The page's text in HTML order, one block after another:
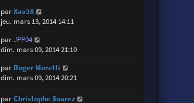
parXav28
jeu. mars 13, 2014 14:11
parJPP04
dim. mars 09, 2014 21:10
par Roger Moretti
dim. mars 09, 2014 20:21
parChristophe Suarez